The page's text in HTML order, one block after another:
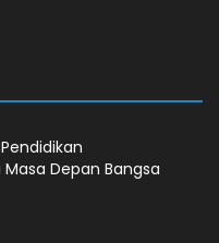
Depan Bangsa